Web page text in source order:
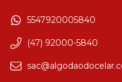
5547920005840
(47) 92000-5840